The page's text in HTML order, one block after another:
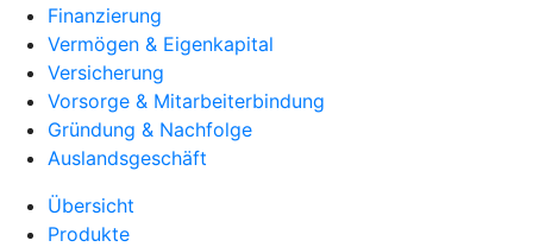
Finanzierung
Vermögen & Eigenkapital
Versicherung
Vorsorge & Mitarbeiterbindung
Gründung & Nachfolge
Auslandsgeschäft
Übersicht
Produkte